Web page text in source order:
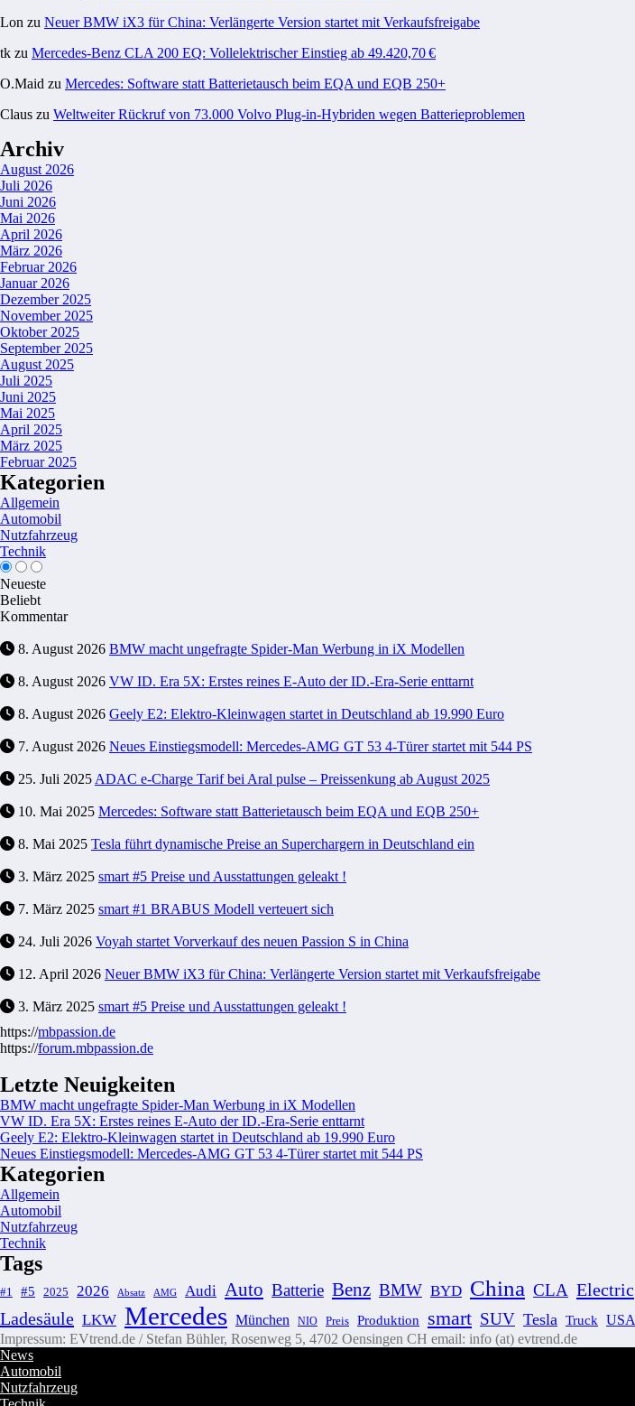
Lon zu Neuer BMW iX3 für China: Verlängerte Version startet mit Verkaufsfreigabe
tk zu Mercedes-Benz CLA 200 EQ: Vollelektrischer Einstieg ab 49.420,70 €
O.Maid zu Mercedes: Software statt Batterietausch beim EQA und EQB 250+
Claus zu Weltweiter Rückruf von 73.000 Volvo Plug-in-Hybriden wegen Batterieproblemen
Archiv
August 2026
Juli 2026
Juni 2026
Mai 2026
April 2026
März 2026
Februar 2026
Januar 2026
Dezember 2025
November 2025
Oktober 2025
September 2025
August 2025
Juli 2025
Juni 2025
Mai 2025
April 2025
März 2025
Februar 2025
Kategorien
Allgemein
Automobil
Nutzfahrzeug
Technik
Neueste
Beliebt
Kommentar
8. August 2026 BMW macht ungefragte Spider-Man Werbung in iX Modellen
8. August 2026 VW ID. Era 5X: Erstes reines E-Auto der ID.-Era-Serie enttarnt
8. August 2026 Geely E2: Elektro-Kleinwagen startet in Deutschland ab 19.990 Euro
7. August 2026 Neues Einstiegsmodell: Mercedes-AMG GT 53 4-Türer startet mit 544 PS
25. Juli 2025 ADAC e-Charge Tarif bei Aral pulse – Preissenkung ab August 2025
10. Mai 2025 Mercedes: Software statt Batterietausch beim EQA und EQB 250+
8. Mai 2025 Tesla führt dynamische Preise an Superchargern in Deutschland ein
3. März 2025 smart #5 Preise und Ausstattungen geleakt !
7. März 2025 smart #1 BRABUS Modell verteuert sich
24. Juli 2026 Voyah startet Vorverkauf des neuen Passion S in China
12. April 2026 Neuer BMW iX3 für China: Verlängerte Version startet mit Verkaufsfreigabe
3. März 2025 smart #5 Preise und Ausstattungen geleakt !
https://mbpassion.de
https://forum.mbpassion.de
Letzte Neuigkeiten
BMW macht ungefragte Spider-Man Werbung in iX Modellen
VW ID. Era 5X: Erstes reines E-Auto der ID.-Era-Serie enttarnt
Geely E2: Elektro-Kleinwagen startet in Deutschland ab 19.990 Euro
Neues Einstiegsmodell: Mercedes-AMG GT 53 4-Türer startet mit 544 PS
Kategorien
Allgemein
Automobil
Nutzfahrzeug
Technik
Tags
#1 #5 2025 2026 Absatz AMG Audi Auto Batterie Benz BMW BYD China CLA Electric
Ladesäule LKW Mercedes München NIO Preis Produktion smart SUV Tesla Truck USA
Impressum: EVtrend.de / Stefan Bühler, Rosenweg 5, 4702 Oensingen CH email: info (at) evtrend.de
News
Automobil
Nutzfahrzeug